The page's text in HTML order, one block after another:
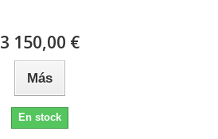
3 150,00 €
Más
En stock